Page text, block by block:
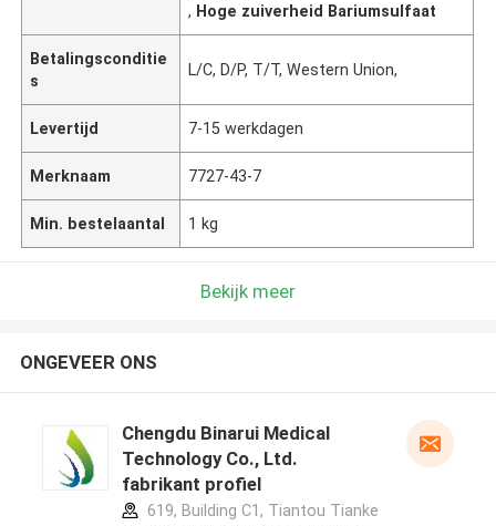
, Hoge zuiverheid Bariumsulfaat
Betalingsconditie
s
L/C, D/P, T/T, Western Union,
Levertijd 7-15 werkdagen
Merknaam 7727-43-7
Min. bestelaantal 1 kg
Bekijk meer
ONGEVEER ONS
Chengdu Binarui Medical
Technology Co., Ltd.
fabrikant profiel
619, Building C1, Tiantou Tianke